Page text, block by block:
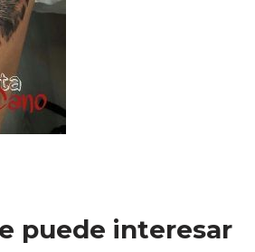
puede interesar